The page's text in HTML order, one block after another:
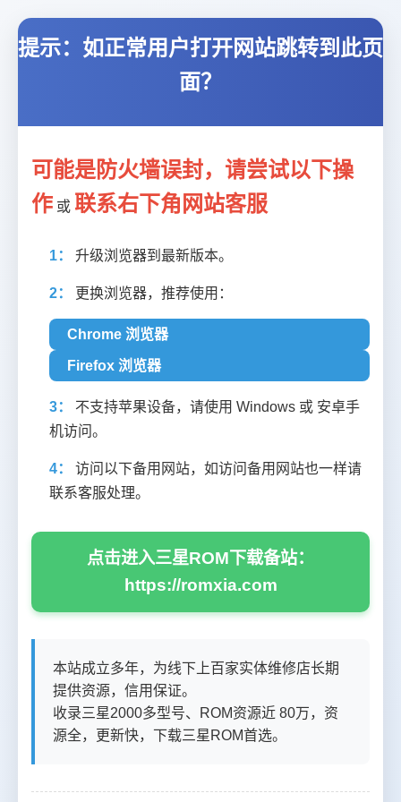
提示：如正常用户打开网站跳转到此页
面？
可能是防火墙误封，请尝试以下操
作 或 联系右下角网站客服
1： 升级浏览器到最新版本。
2： 更换浏览器，推荐使用：
Chrome 浏览器
Firefox 浏览器
3：
不支持苹果设备，请使用 Windows 或 安卓手
机访问。
4：
访问以下备用网站，如访问备用网站也一样请
联系客服处理。
点击进入三星ROM下载备站：
https://romxia.com
本站成立多年，为线下上百家实体维修店长期
提供资源，信用保证。
收录三星2000多型号、ROM资源近 80万，资
源全，更新快，下载三星ROM首选。